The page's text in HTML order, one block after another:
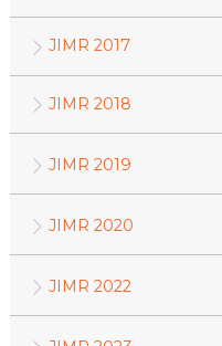
JIMR 2017
JIMR 2018
JIMR 2019
JIMR 2020
JIMR 2022